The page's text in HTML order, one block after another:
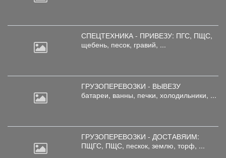
СПЕЦТЕХНИКА - ПРИВЕЗУ: ПГС, ПЩС,
щебень, песок, гравий, ...
ГРУЗОПЕРЕВОЗКИ - ВЫВЕЗУ
батареи, ванны, печки, холодильники, ...
ГРУЗОПЕРЕВОЗКИ - ДОСТАВЯИМ:
ПЩГС, ПЩС, пескок, землю, торф, ...